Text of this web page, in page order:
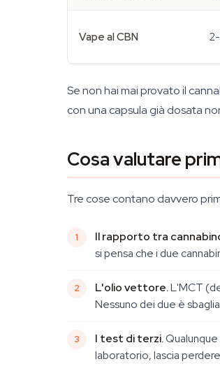
Vape al CBN
Se non hai mai provato il
con una capsula già dosata
Cosa valutare
Tre cose contano davvero
Il rapporto tra
si pensa che i due
L'olio vettore.L'MCT
Nessuno dei due è
I test di terzi.
laboratorio, lascia